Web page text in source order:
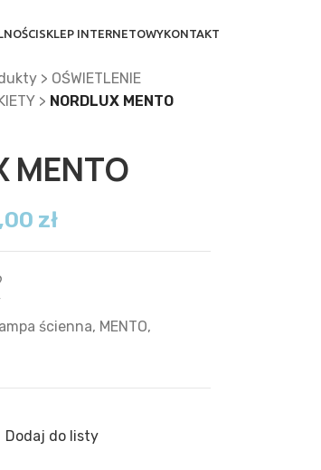
SKLEP INTERNETOWYKONTAKT
> OŚWIETLENIE
> NORDLUX MENTO
MENTO
zł
ścienna, MENTO,
Dodaj do listy